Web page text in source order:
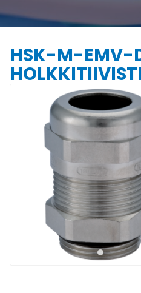
HSK-M-EMV-